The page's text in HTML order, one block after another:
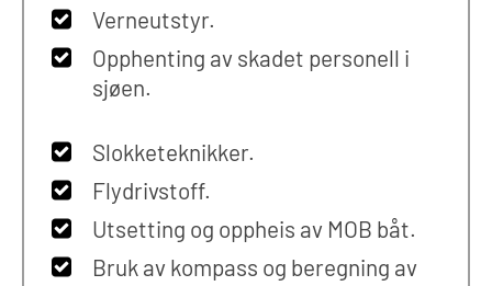
Verneutstyr.
Opphenting av skadet personell i
sjøen.
Slokketeknikker.
Flydrivstoff.
Utsetting og oppheis av MOB båt.
Bruk av kompass og beregning av